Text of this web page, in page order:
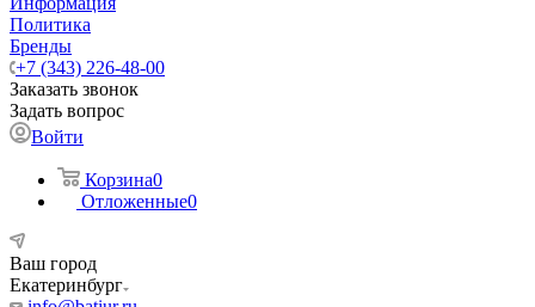
Политика
Бренды
+7 (343) 226-48-00
Заказать звонок
Задать вопрос
Войти
Корзина0
Отложенные0
Ваш город
Екатеринбург